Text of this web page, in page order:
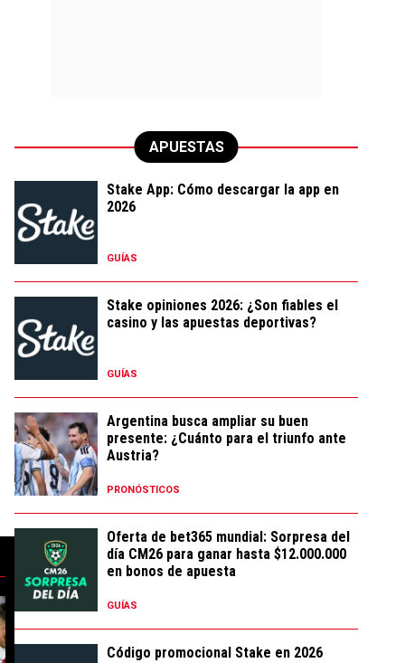
podrían debutar ante Tigre" con 42 comentarios.
Colidio se fue de River y lo presentaron como nuevo refuerzo
con el título "Tras su salida de River, Juanfer Quintero
Un artículo de tendencia con el título "No es ni la 7
APUESTAS
Stake App: Cómo descargar la app en
2026
GUÍAS
Stake opiniones 2026: ¿Son fiables el
casino y las apuestas deportivas?
GUÍAS
Argentina busca ampliar su buen
presente: ¿Cuánto para el triunfo ante
Austria?
PRONÓSTICOS
Oferta de bet365 mundial: Sorpresa del
día CM26 para ganar hasta $12.000.000
en bonos de apuesta
GUÍAS
Código promocional Stake en 2026